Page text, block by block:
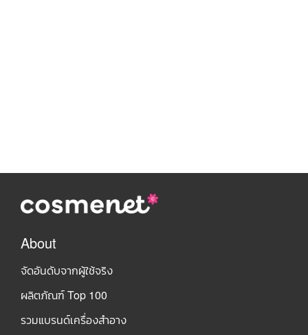
About
จัดอันดับจากผู้ใช้จริง
ผลิตภัณฑ์ Top 100
รวมแบรนด์เครื่องสำอาง